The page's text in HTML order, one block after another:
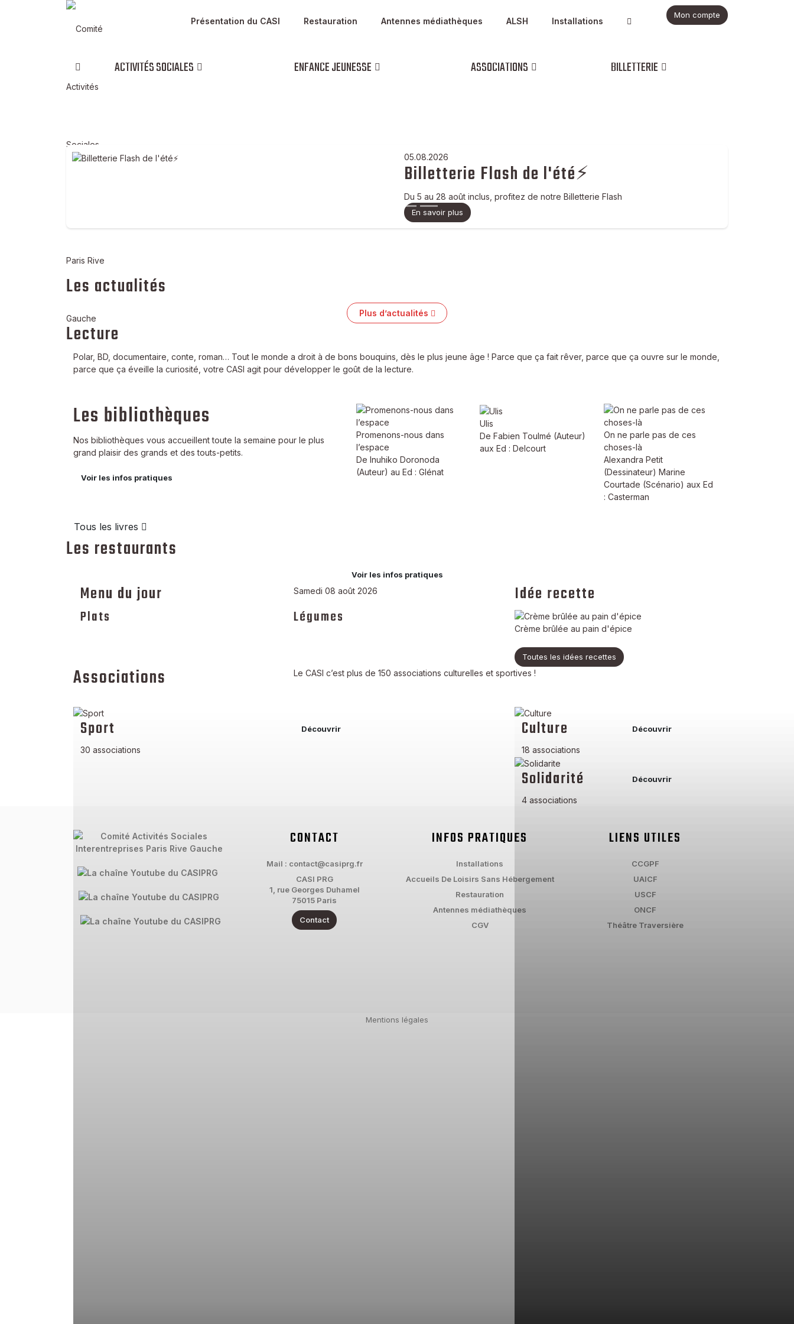
Présentation du CASI Restauration Antennes médiathèques ALSH Installations
Mon compte
ACTIVITÉS SOCIALES ENFANCE JEUNESSE ASSOCIATIONS BILLETTERIE
05.08.2026
Billetterie Flash de l'été⚡
Du 5 au 28 août inclus, profitez de notre Billetterie Flash
En savoir plus
Les actualités
Plus d’actualités
Lecture
Polar, BD, documentaire, conte, roman… Tout le monde a droit à de bons bouquins, dès le plus jeune âge ! Parce que ça fait rêver, parce que ça ouvre sur le monde,
parce que ça éveille la curiosité, votre CASI agit pour développer le goût de la lecture.
Les bibliothèques
Nos bibliothèques vous accueillent toute la semaine pour le plus
grand plaisir des grands et des touts-petits.
Voir les infos pratiques
Promenons-nous dans
l’espace
De Inuhiko Doronoda
(Auteur) au Ed : Glénat
Ulis
De Fabien Toulmé (Auteur)
aux Ed : Delcourt
On ne parle pas de ces
choses-là
Alexandra Petit
(Dessinateur) Marine
Courtade (Scénario) aux Ed
: Casterman
Tous les livres
Les restaurants
Voir les infos pratiques
Menu du jour Samedi 08 août 2026
Plats Légumes
Idée recette
Crème brûlée au pain d'épice
Toutes les idées recettes
Associations Le CASI c’est plus de 150 associations culturelles et sportives !
Sport
30 associations
Découvrir Culture
18 associations
Découvrir
Solidarité
4 associations
Découvrir
CONTACT
Mail : contact@casiprg.fr
CASI PRG
1, rue Georges Duhamel
75015 Paris
Contact
INFOS PRATIQUES
Installations
Accueils De Loisirs Sans Hébergement
Restauration
Antennes médiathèques
CGV
LIENS UTILES
CCGPF
UAICF
USCF
ONCF
Théâtre Traversière
Mentions légales